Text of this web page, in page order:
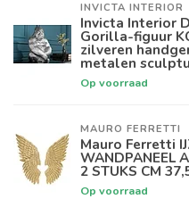
INVICTA INTERIOR
Invicta Interior
Gorilla-figuur
zilveren
metalen
Op voorraad
MAURO FERRETTI
Mauro Ferretti
WANDPANEEL
2 STUKS CM
Op voorraad